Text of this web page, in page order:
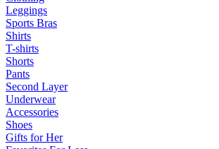
Leggings
Sports Bras
Shirts
T-shirts
Shorts
Pants
Second Layer
Underwear
Accessories
Shoes
Gifts for Her